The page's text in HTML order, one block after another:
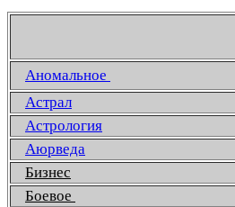
Аномальное
Астрал
Астрология
Аюрведа
Бизнес
Боевое